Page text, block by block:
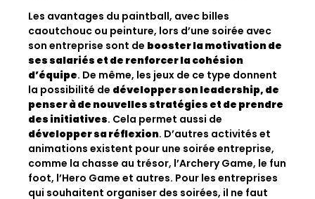
Les avantages du paintball, avec billes
caoutchouc ou peinture, lors d’une soirée avec
son entreprise sont de booster la motivation de
ses salariés et de renforcer la cohésion
d’équipe. De même, les jeux de ce type donnent
la possibilité de développer son leadership, de
penser à de nouvelles stratégies et de prendre
des initiatives. Cela permet aussi de
développer sa réflexion. D’autres activités et
animations existent pour une soirée entreprise,
comme la chasse au trésor, l’Archery Game, le fun
foot, l’Hero Game et autres. Pour les entreprises
qui souhaitent organiser des soirées, il ne faut